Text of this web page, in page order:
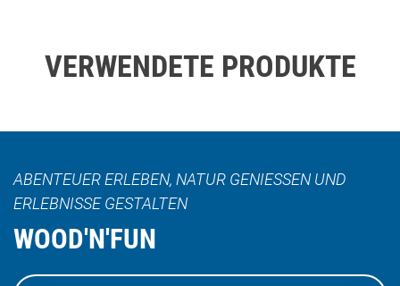
VERWENDETE PRODUKTE
ABENTEUER ERLEBEN, NATUR GENIESSEN UND E
RLEBNISSE GESTALTEN
WOOD'N'FUN